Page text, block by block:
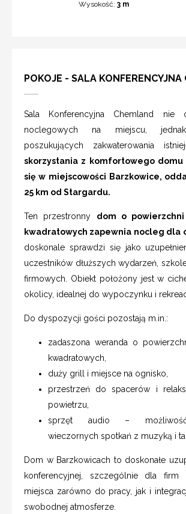
Wysokość: 3 m
POKOJE - SALA KONFERENCYJNA
Sala Konferencyjna Chemland nie
noclegowych na miejscu,
poszukujących zakwaterowania
skorzystania z komfortowego domu
się w miejscowości Barzkowice,
25 km od Stargardu.
Ten przestronny dom o
kwadratowych zapewnia nocleg dla
doskonale sprawdzi się jako
uczestników dłuższych wydarzeń,
firmowych. Obiekt położony jest w
okolicy, idealnej do wypoczynku i
Do dyspozycji gości pozostają m.in.:
zadaszona weranda o
kwadratowych,
duży grill i miejsce na ognisko,
przestrzeń do spacerów i
powietrzu,
sprzęt audio – możliwość
wieczornych spotkań z muzyką i
Dom w Barzkowicach to doskonałe
konferencyjnej, szczególnie dla firm
miejsca zarówno do pracy, jak i
swobodnej atmosferze.